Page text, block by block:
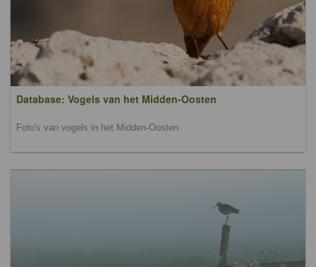
Database: Vogels van het Midden-Oosten
Foto's van vogels in het Midden-Oosten